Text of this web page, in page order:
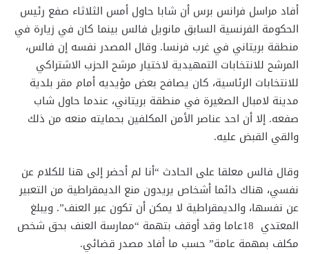
أفاد مراسل فرانس برس أن شابا حاول أمس الثلاثاء صفع رئيس
الحكومة الفرنسية السابق مانويل فالس بينما كان في زيارة في
منطقة بريتاني في غرب فرنسا. وقال المصدر نفسه إن فالس،
المرشح للانتخابات التمهيدية لاختيار مرشح الحزب الاشتراكي
للانتخابات الرئاسية، كان يصافح بعض مؤيديه أمام مقر بلدية
مدينة لامبال الصغيرة في منطقة بريتاني، عندما حاول شاب
صفعه. إلا أن احد عناصر الأمن المكلفين بحمايته منعه من ذلك
والقي القبض عليه.
وقال فالس معلقا على الحادث “أنا لم أحضر إلى هنا للكلام عن
نفسي، هناك دائما أشخاص يريدون منع الديمقراطية من التعبير
عن نفسها، والديمقراطية لا يمكن أن تكون عبر العنف”. ويبلغ
المعتدي 18عاما وقد أوقف بتهمة “ممارسة العنف بحق شخص
مكلف بمهمة عامة” حسب ما أفاد مصدر قضائي.